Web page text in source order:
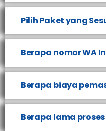
Pilih Paket yang
Berapa nomor WA
Berapa biaya
Berapa lama